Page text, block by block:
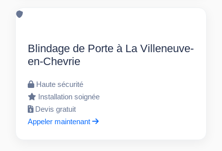
Blindage de Porte à La Villeneuve-
en-Chevrie
Haute sécurité
Installation soignée
Devis gratuit
Appeler maintenant